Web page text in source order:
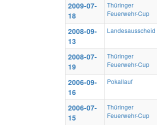
2009-07-
18
Thüringer
Feuerwehr-Cup
2008-09-
13
Landesausscheid
2008-07-
19
Thüringer
Feuerwehr-Cup
2006-09-
16
Pokallauf
2006-07-
15
Thüringer
Feuerwehr-Cup